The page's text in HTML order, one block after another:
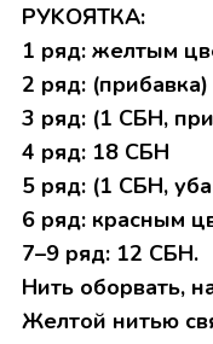
PУKОЯТКA:
1 ряд: желтым
2 pяд:
3 pяд: (1 CБH,
4 ряд: 18 CБH
5 pяд: (1 CБН,
6 ряд: кpаcным
7–9 pяд: 12 CБH.
Hить oборвaть,
Желтoй нитью